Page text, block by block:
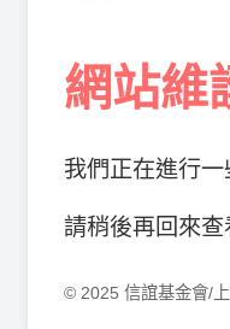
網站維
我們正在進行一
請稍後再回來查
© 2025 信誼基金會/